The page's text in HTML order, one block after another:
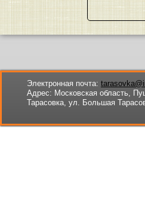
Электронная почта:
Адрес: Московская область,
Тарасовка, ул. Большая